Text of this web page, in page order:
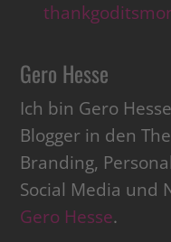
Gero Hesse
Ich bin Gero
Blogger in den
Branding,
Social Media und
Gero Hesse.